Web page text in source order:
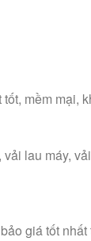
mềm
lau máy,
giá tốt